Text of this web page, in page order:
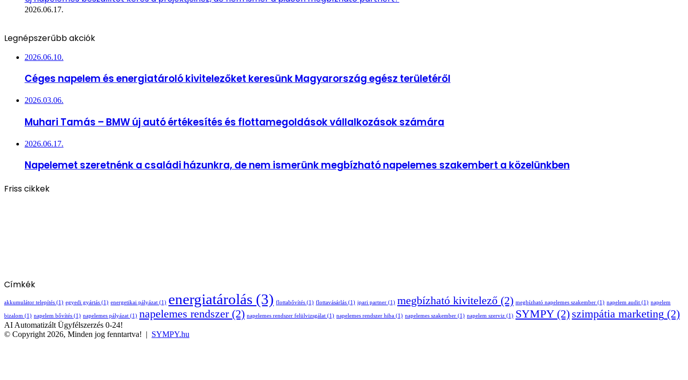
2026.06.17.
Legnépszerűbb akciók
2026.06.10.
Céges napelem és energiatároló kivitelezőket keresünk Magyarország egész területéről
2026.03.06.
Muhari Tamás – BMW új autó értékesítés és flottamegoldások vállalkozások számára
2026.06.17.
Napelemet szeretnénk a családi házunkra, de nem ismerünk megbízható napelemes szakembert a közelünkben
Friss cikkek
Címkék
akkumulátor telepítés (1) egyedi gyártás (1) energetikai pályázat (1) energiatárolás (3) flottabővítés (1) flottavásárlás (1) ipari partner (1) megbízható kivitelező (2) megbízható napelemes szakember (1) napelem audit (1) napelem
bizalom (1) napelem bővítés (1) napelemes pályázat (1) napelemes rendszer(2) napelemes rendszer felülvizsgálat (1) napelemes rendszer hiba (1) napelemes szakember (1) napelem szerviz (1) SYMPY(2) szimpátia marketing (2)
AI Automatizált Ügyfélszerzés 0-24!
© Copyright 2026, Minden jog fenntartva! | SYMPY.hu